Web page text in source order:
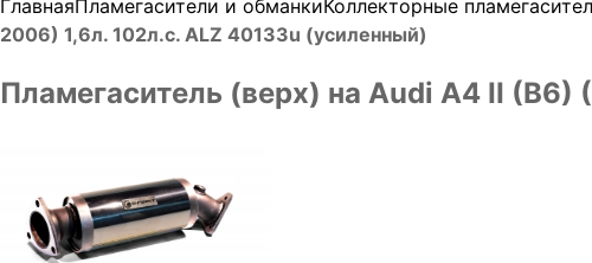
ГлавнаяПламегасители и обманкиКоллекторные
2006) 1,6л. 102л.с. ALZ 40133u (усиленный)
Пламегаситель (верх) на Audi A4 II